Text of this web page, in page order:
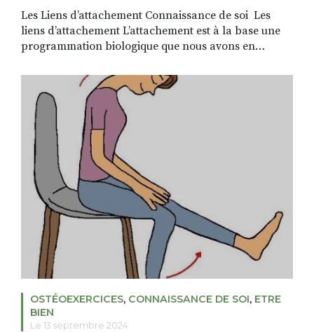
Les Liens d’attachement Connaissance de soi Les
liens d’attachement L’attachement est à la base une
programmation biologique que nous avons en
autonomes à leur naissance. Pour s’assurer la
proximité et le maintien de contact avec l’adulte qui
pourra le protéger et lui apporter les soins dont il […]
OSTÉOEXERCICES, CONNAISSANCE DE SOI, ETRE
BIEN
Le 13 septembre 2024